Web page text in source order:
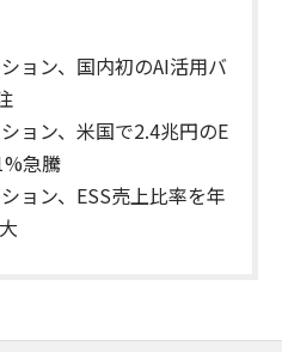
ョン、国内初のAI活用バ
ョン、米国で2.4兆円のE
急騰
ョン、ESS売上比率を年